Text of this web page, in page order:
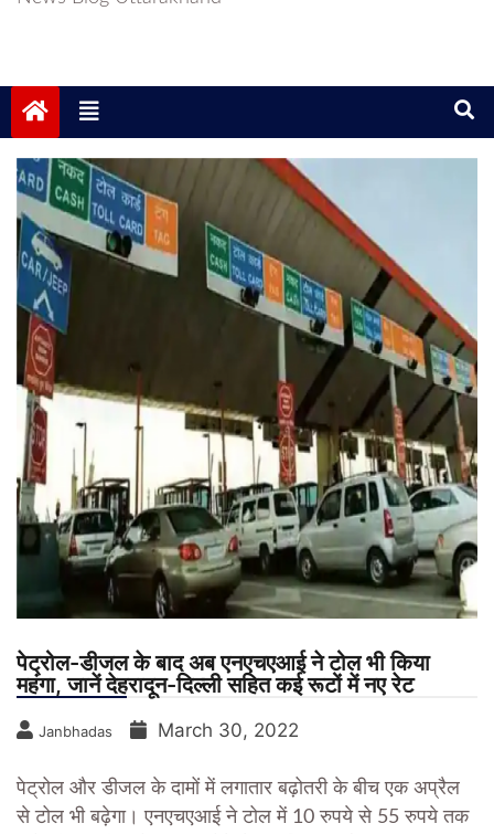
पेट्रोल-डीजल के बाद अब एनएचएआई ने टोल भी किया
महंगा, जानें देहरादून-दिल्ली सहित कई रूटों में नए रेट
Janbhadas March 30, 2022
पेट्रोल और डीजल के दामों में लगातार बढ़ोतरी के बीच एक अप्रैल
से टोल भी बढ़ेगा। एनएचएआई ने टोल में 10 रुपये से 55 रुपये तक